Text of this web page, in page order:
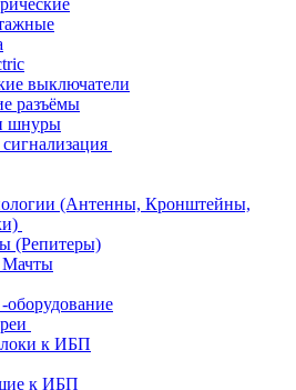
выключатели
разъёмы
шнуры
(Антенны, Кронштейны,
(Репитеры)
к ИБП
к ИБП